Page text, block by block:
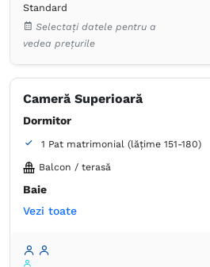
Minibar
Pardoseală de lemn sau parchet
TV cu ecran plat
Standard
Selectați datele pentru a
vedea prețurile
Cameră Superioară
Dormitor
1 Pat matrimonial (lățime 151-180)
Balcon / terasă
Baie
Proprie -
Articole de toaletă gratuite
Vezi toate